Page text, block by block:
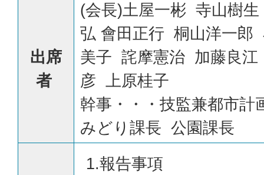
出席
者
(会長)土屋一彬 寺山樹
弘 會田正行 桐山洋一郎
美子 詫摩憲治 加藤良
彦 上原桂子
幹事・・・技監兼都市
みどり課長 公園課長
1.報告事項